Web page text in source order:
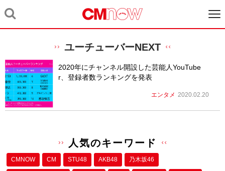
ユーチューバーNEXT
2020年にチャンネル開設した芸能人YouTube
r、登録者数ランキングを発表
エンタメ 2020.02.20
人気のキーワード
CMNOW CM STU48 AKB48 乃木坂46